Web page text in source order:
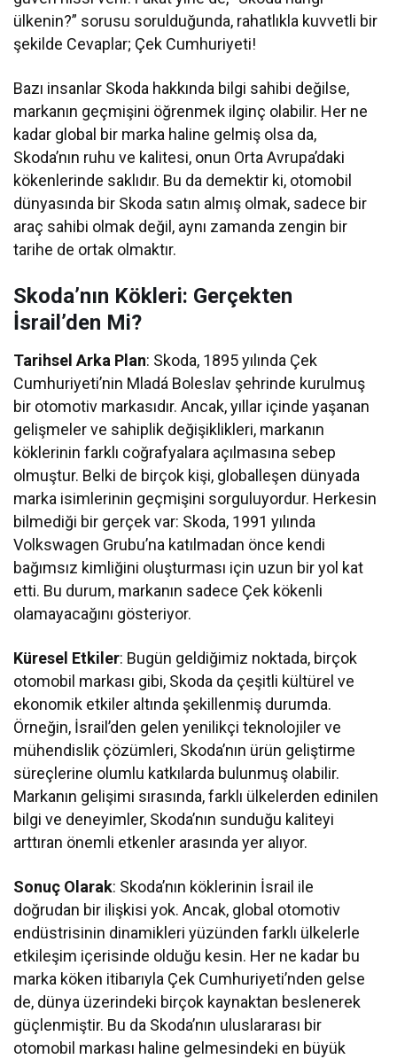
ülkenin?” sorusu sorulduğunda, rahatlıkla kuvvetli bir
şekilde Cevaplar; Çek Cumhuriyeti!
Bazı insanlar Skoda hakkında bilgi sahibi değilse,
markanın geçmişini öğrenmek ilginç olabilir. Her ne
kadar global bir marka haline gelmiş olsa da,
Skoda’nın ruhu ve kalitesi, onun Orta Avrupa’daki
kökenlerinde saklıdır. Bu da demektir ki, otomobil
dünyasında bir Skoda satın almış olmak, sadece bir
araç sahibi olmak değil, aynı zamanda zengin bir
tarihe de ortak olmaktır.
Skoda’nın Kökleri: Gerçekten
İsrail’den Mi?
Tarihsel Arka Plan: Skoda, 1895 yılında Çek
Cumhuriyeti’nin Mladá Boleslav şehrinde kurulmuş
bir otomotiv markasıdır. Ancak, yıllar içinde yaşanan
gelişmeler ve sahiplik değişiklikleri, markanın
köklerinin farklı coğrafyalara açılmasına sebep
olmuştur. Belki de birçok kişi, globalleşen dünyada
marka isimlerinin geçmişini sorguluyordur. Herkesin
bilmediği bir gerçek var: Skoda, 1991 yılında
Volkswagen Grubu’na katılmadan önce kendi
bağımsız kimliğini oluşturması için uzun bir yol kat
etti. Bu durum, markanın sadece Çek kökenli
olamayacağını gösteriyor.
Küresel Etkiler: Bugün geldiğimiz noktada, birçok
otomobil markası gibi, Skoda da çeşitli kültürel ve
ekonomik etkiler altında şekillenmiş durumda.
Örneğin, İsrail’den gelen yenilikçi teknolojiler ve
mühendislik çözümleri, Skoda’nın ürün geliştirme
süreçlerine olumlu katkılarda bulunmuş olabilir.
Markanın gelişimi sırasında, farklı ülkelerden edinilen
bilgi ve deneyimler, Skoda’nın sunduğu kaliteyi
arttıran önemli etkenler arasında yer alıyor.
Sonuç Olarak: Skoda’nın köklerinin İsrail ile
doğrudan bir ilişkisi yok. Ancak, global otomotiv
endüstrisinin dinamikleri yüzünden farklı ülkelerle
etkileşim içerisinde olduğu kesin. Her ne kadar bu
marka köken itibarıyla Çek Cumhuriyeti’nden gelse
de, dünya üzerindeki birçok kaynaktan beslenerek
güçlenmiştir. Bu da Skoda’nın uluslararası bir
otomobil markası haline gelmesindeki en büyük